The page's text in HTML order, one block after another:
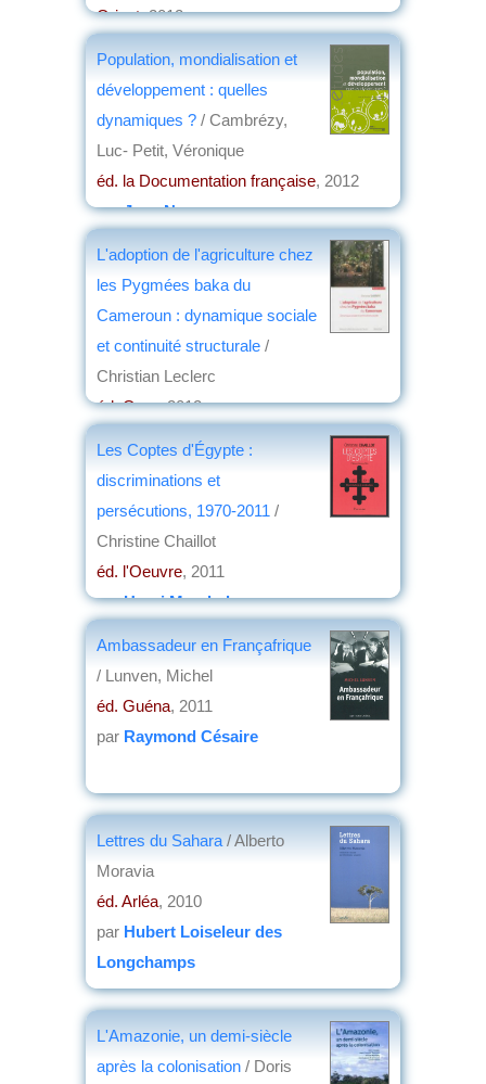
Orient, 2012
Population, mondialisation et
développement : quelles
dynamiques ? / Cambrézy,
Luc- Petit, Véronique
éd. la Documentation française, 2012
parJean Nemo
L'adoption de l'agriculture chez
les Pygmées baka du
Cameroun : dynamique sociale
et continuité structurale /
Christian Leclerc
éd. Quæ, 2012
François Bart
Les Coptes d'Égypte :
discriminations et
persécutions, 1970-2011 /
Christine Chaillot
éd. l'Oeuvre, 2011
parHenri Marchal
Ambassadeur en Françafrique
/ Lunven, Michel
éd. Guéna, 2011
par Raymond Césaire
Lettres du Sahara / Alberto
Moravia
éd. Arléa, 2010
par Hubert Loiseleur des
Longchamps
L'Amazonie, un demi-siècle
après la colonisation / Doris